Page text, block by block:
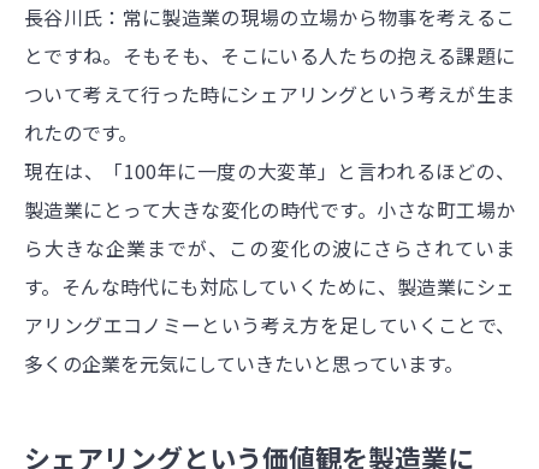
長谷川氏：常に製造業の現場の立場から物事を考えるこ
とですね。そもそも、そこにいる人たちの抱える課題に
ついて考えて行った時にシェアリングという考えが生ま
れたのです。
現在は、「100年に一度の大変革」と言われるほどの、
製造業にとって大きな変化の時代です。小さな町工場か
ら大きな企業までが、この変化の波にさらされていま
す。そんな時代にも対応していくために、製造業にシェ
アリングエコノミーという考え方を足していくことで、
多くの企業を元気にしていきたいと思っています。
シェアリングという価値観を製造業に